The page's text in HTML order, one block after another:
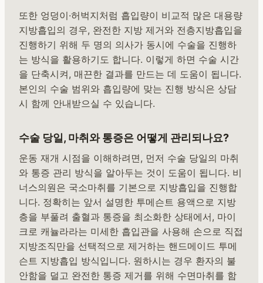
또한 엉덩이·허벅지처럼 흡입량이 비교적 많은 대용량
지방흡입의 경우, 완전한 지방 제거와 전층지방흡입을
진행하기 위해 두 명의 의사가 동시에 수술을 진행하
는 방식을 활용하기도 합니다. 이렇게 하면 수술 시간
을 단축시켜, 매끈한 결과를 만드는 데 도움이 됩니다.
본인의 수술 범위와 흡입량에 맞는 진행 방식은 상담
시 함께 안내받으실 수 있습니다.
수술 당일, 마취와 통증은 어떻게 관리되나요?
운동 재개 시점을 이해하려면, 먼저 수술 당일의 마취
와 통증 관리 방식을 알아두는 것이 도움이 됩니다. 비
너스의원은 국소마취를 기본으로 지방흡입을 진행합
니다. 정확히는 앞서 설명한 투메슨트 용액으로 지방
층을 부풀려 출혈과 통증을 최소화한 상태에서, 마이
크로 캐뉼라라는 미세한 흡입관을 사용해 손으로 직접
지방조직만을 선택적으로 제거하는 핸드메이드 투메
슨트 지방흡입 방식입니다. 원하시는 경우 환자의 불
안함을 덜고 완전한 통증 제거를 위해 수면마취를 함